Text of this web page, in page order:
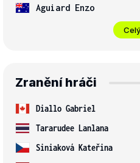
Aguiard Enzo
Zranění hráči
Diallo Gabriel
Tararudee Lanlana
Siniaková Kateřina